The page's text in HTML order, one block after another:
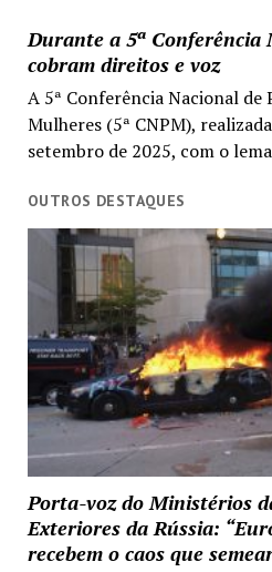
Durante a 5ª Conferência
cobram direitos e voz
A 5ª Conferência Nacional de
Mulheres (5ª CNPM),
setembro de 2025, com o
OUTROS DESTAQUES
Porta-voz do Ministérios
Exteriores da Rússia:
recebem o caos que